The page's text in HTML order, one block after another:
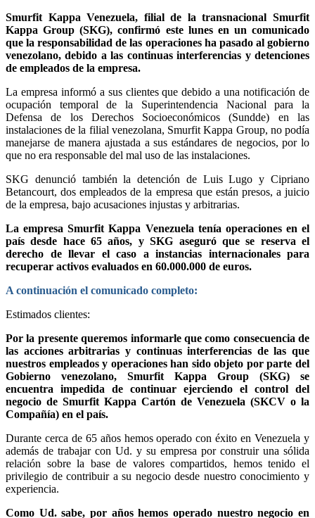
Smurfit Kappa Venezuela, filial de la transnacional Smurfit
Kappa Group (SKG), confirmó este lunes en un comunicado
que la responsabilidad de las operaciones ha pasado al gobierno
venezolano, debido a las continuas interferencias y detenciones
de empleados de la empresa.
La empresa informó a sus clientes que debido a una notificación de
ocupación temporal de la Superintendencia Nacional para la
Defensa de los Derechos Socioeconómicos (Sundde) en las
instalaciones de la filial venezolana, Smurfit Kappa Group, no podía
manejarse de manera ajustada a sus estándares de negocios, por lo
que no era responsable del mal uso de las instalaciones.
SKG denunció también la detención de Luis Lugo y Cipriano
Betancourt, dos empleados de la empresa que están presos, a juicio
de la empresa, bajo acusaciones injustas y arbitrarias.
La empresa Smurfit Kappa Venezuela tenía operaciones en el
país desde hace 65 años, y SKG aseguró que se reserva el
derecho de llevar el caso a instancias internacionales para
recuperar activos evaluados en 60.000.000 de euros.
A continuación el comunicado completo:
Estimados clientes:
Por la presente queremos informarle que como consecuencia de
las acciones arbitrarias y continuas interferencias de las que
nuestros empleados y operaciones han sido objeto por parte del
Gobierno venezolano, Smurfit Kappa Group (SKG) se
encuentra impedida de continuar ejerciendo el control del
negocio de Smurfit Kappa Cartón de Venezuela (SKCV o la
Compañía) en el país.
Durante cerca de 65 años hemos operado con éxito en Venezuela y
además de trabajar con Ud. y su empresa por construir una sólida
relación sobre la base de valores compartidos, hemos tenido el
privilegio de contribuir a su negocio desde nuestro conocimiento y
experiencia.
Como Ud. sabe, por años hemos operado nuestro negocio en